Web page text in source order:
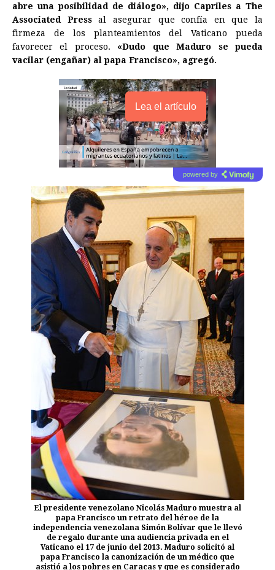
abre una posibilidad de diálogo», dijo Capriles a The
Associated Pressal asegurar que confía en que la
firmeza de los planteamientos del Vaticano pueda
favorecer el proceso. «Dudo que Maduro se pueda
vacilar (engañar) al papa Francisco», agregó.
Lea el artículo
powered by
El presidente venezolano Nicolás Maduro muestra al
papa Francisco un retrato del héroe de la
independencia venezolana Simón Bolívar que le llevó
de regalo durante una audiencia privada en el
Vaticano el 17 de junio del 2013. Maduro solicitó al
papa Francisco la canonización de un médico que
asistió a los pobres en Caracas y que es considerado